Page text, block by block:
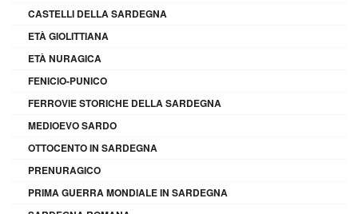
CASTELLI DELLA SARDEGNA
ETÀ GIOLITTIANA
ETÀ NURAGICA
FENICIO-PUNICO
FERROVIE STORICHE DELLA SARDEGNA
MEDIOEVO SARDO
OTTOCENTO IN SARDEGNA
PRENURAGICO
PRIMA GUERRA MONDIALE IN SARDEGNA